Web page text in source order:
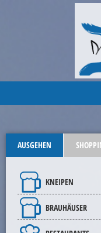
AUSGEHEN
KNEIPEN
BRAUHÄUSER